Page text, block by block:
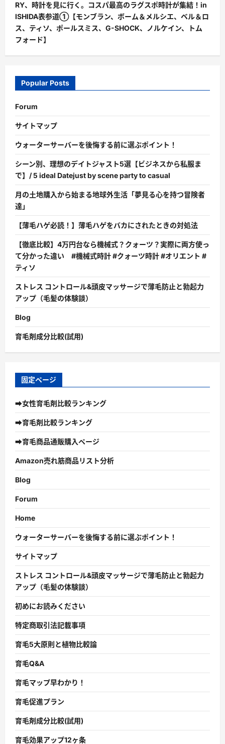
RY、時計を見に行く。コスパ最高のラグスポ時計が集結！in
ISHIDA表参道①【モンブラン、ボーム＆メルシエ、ベル＆ロ
ス、ティソ、ポールスミス、G-SHOCK、ノルケイン、トム
フォード】
Popular Posts
Forum
サイトマップ
ウォーターサーバーを後悔する前に選ぶポイント！
シーン別、理想のデイトジャスト5選【ビジネスから私服ま
で】/ 5 ideal Datejust by scene party to casual
月の土地購入から始まる地球外生活「夢見る心を持つ冒険者
達」
【薄毛ハゲ必読！】薄毛ハゲをバカにされたときの対処法
【徹底比較】4万円台なら機械式？クォーツ？実際に両方使っ
て分かった違い #機械式時計 #クォーツ時計 #オリエント #
ティソ
ストレス コントロール&頭皮マッサージで薄毛防止と勃起力
アップ（毛髪の体験談）
Blog
育毛剤成分比較(試用)
固定ページ
➡女性育毛剤比較ランキング
➡育毛剤比較ランキング
➡育毛商品通販購入ページ
Amazon売れ筋商品リスト分析
Blog
Forum
Home
ウォーターサーバーを後悔する前に選ぶポイント！
サイトマップ
ストレス コントロール&頭皮マッサージで薄毛防止と勃起力
アップ（毛髪の体験談）
初めにお読みください
特定商取引法記載事項
育毛5大原則と植物比較論
育毛Q&A
育毛マップ早わかり！
育毛促進プラン
育毛剤成分比較(試用)
育毛効果アップ12ヶ条